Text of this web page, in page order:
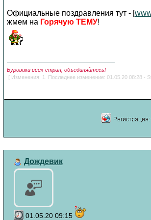
Официальные поздравления тут - [
жмем на Горячую ТЕМУ!
Буровики всех стран, объединяйтесь!
[ Изменения: 1. Последнее изменение: 01.05.20 08:28 -
Дождевик
01.05.20 09:15